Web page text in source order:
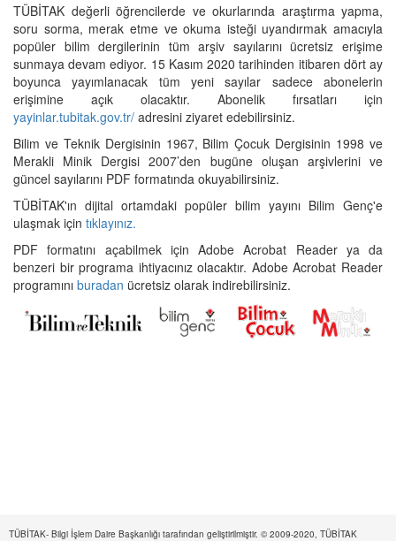
TÜBİTAK değerli öğrencilerde ve okurlarında araştırma yapma,
soru sorma, merak etme ve okuma isteği uyandırmak amacıyla
popüler bilim dergilerinin tüm arşiv sayılarını ücretsiz erişime
sunmaya devam ediyor. 15 Kasım 2020 tarihinden itibaren dört ay
boyunca yayımlanacak tüm yeni sayılar sadece abonelerin
erişimine açık olacaktır. Abonelik fırsatları için
yayinlar.tubitak.gov.tr/ adresini ziyaret edebilirsiniz.
Bilim ve Teknik Dergisinin 1967, Bilim Çocuk Dergisinin 1998 ve
Merakli Minik Dergisi 2007’den bugüne oluşan arşivlerini ve
güncel sayılarını PDF formatında okuyabilirsiniz.
TÜBİTAK'ın dijital ortamdaki popüler bilim yayını Bilim Genç'e
ulaşmak için tıklayınız.
PDF formatını açabilmek için Adobe Acrobat Reader ya da
benzeri bir programa ihtiyacınız olacaktır. Adobe Acrobat Reader
programını buradan ücretsiz olarak indirebilirsiniz.
TÜBİTAK- Bilgi İşlem Daire Başkanlığı tarafından geliştirilmiştir. © 2009-2020, TÜBİTAK